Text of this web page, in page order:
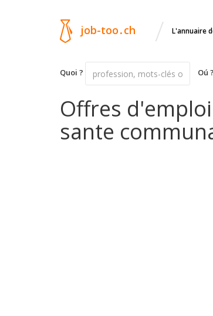
job-too.ch / L'annuaire
Quoi ? Oú ?
Offres
sante